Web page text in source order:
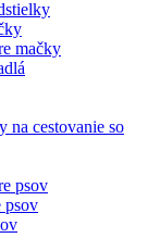
mačky
na cestovanie so
psov
psov